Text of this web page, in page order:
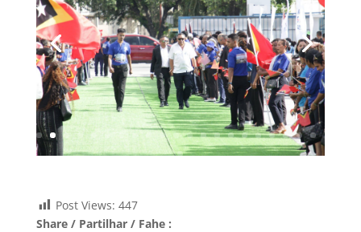
Post Views: 447
Share / Partilhar / Fahe :